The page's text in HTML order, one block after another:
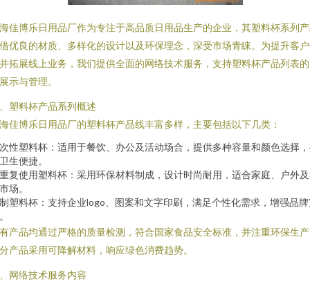
佳博乐日用品厂作为专注于高品质日用品生产的企业，其塑料杯系列
优良的材质、多样化的设计以及环保理念，深受市场青睐。为提升客
拓展线上业务，我们提供全面的网络技术服务，支持塑料杯产品列表
示与管理。
塑料杯产品系列概述
佳博乐日用品厂的塑料杯产品线丰富多样，主要包括以下几类：
性塑料杯：适用于餐饮、办公及活动场合，提供多种容量和颜色选择
生便捷。
复使用塑料杯：采用环保材料制成，设计时尚耐用，适合家庭、户外
场。
塑料杯：支持企业logo、图案和文字印刷，满足个性化需求，增强品
产品均通过严格的质量检测，符合国家食品安全标准，并注重环保生
产品采用可降解材料，响应绿色消费趋势。
网络技术服务内容